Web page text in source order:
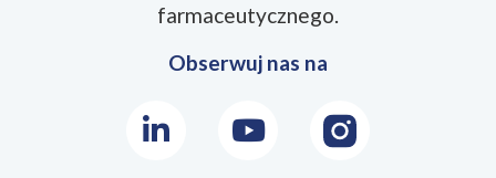
farmaceutycznego.
Obserwuj nas na
LinkedInYoutubeInstagram